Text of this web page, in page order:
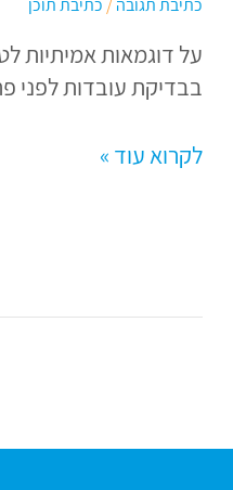
כתיבת תגובה/ כתיבת תוכן
בבדיקת עובדות לפני
ואיך
עושים
זה
לקרוא עוד »